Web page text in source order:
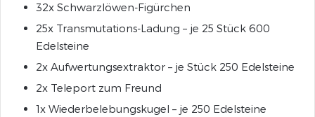
Ein Geschenk von M
Verlorener Stamm
Geheimnisvolle Gravur
Entfernte Besucher
Lang lebe der Lich
32x Schwarzlöwen-Figürchen
25x Transmutations-Ladung – je 25 Stück 600
Edelsteine
2x Aufwertungsextraktor – je Stück 250 Edelsteine
2x Teleport zum Freund
1x Wiederbelebungskugel – je 250 Edelsteine